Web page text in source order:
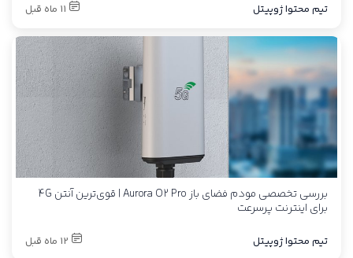
تیم محتوا ژوپیتل 11 ماه قبل
بررسی تخصصی مودم فضای باز Aurora O2 Pro | قوی‌ترین آنتن 4G
برای اینترنت پرسرعت
تیم محتوا ژوپیتل 12 ماه قبل